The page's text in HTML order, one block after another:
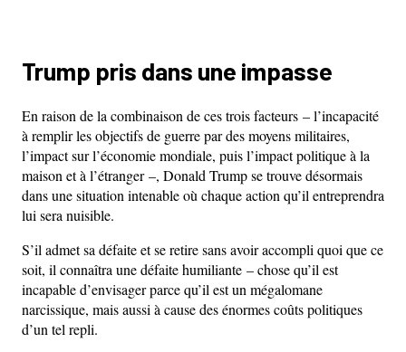
Trump pris dans une impasse
En raison de la combinaison de ces trois facteurs – l’incapacité
à remplir les objectifs de guerre par des moyens militaires,
l’impact sur l’économie mondiale, puis l’impact politique à la
maison et à l’étranger –, Donald Trump se trouve désormais
dans une situation intenable où chaque action qu’il entreprendra
lui sera nuisible.
S’il admet sa défaite et se retire sans avoir accompli quoi que ce
soit, il connaîtra une défaite humiliante – chose qu’il est
incapable d’envisager parce qu’il est un mégalomane
narcissique, mais aussi à cause des énormes coûts politiques
d’un tel repli.